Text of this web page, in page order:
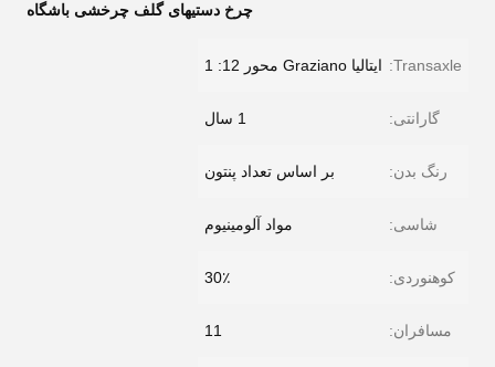
چرخ دستیهای گلف چرخشی باشگاه
Transaxle: ایتالیا Graziano محور 12: 1
گارانتی: 1 سال
رنگ بدن: بر اساس تعداد پنتون
شاسی: مواد آلومینیوم
کوهنوردی: 30٪
مسافران: 11